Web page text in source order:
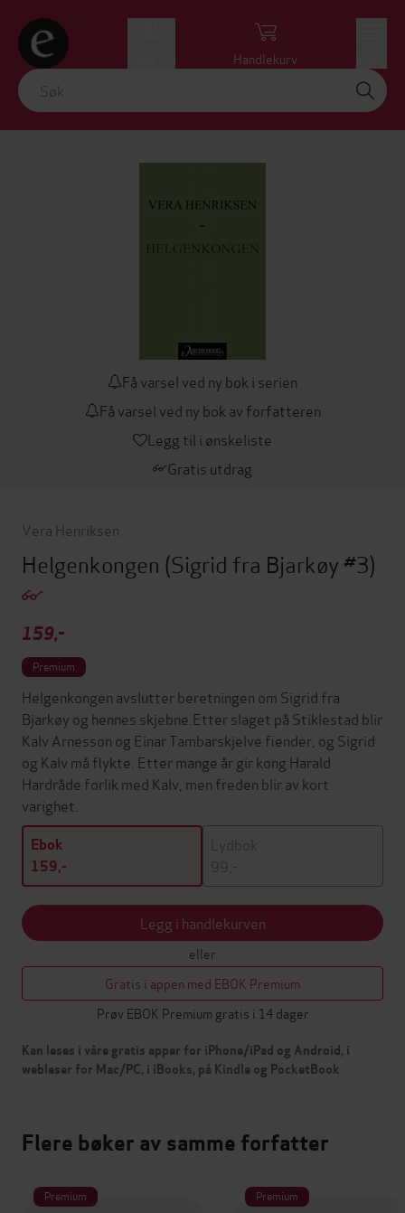
Handlekurv
Få varsel ved ny bok i serien
Få varsel ved ny bok av forfatteren
Legg til i ønskeliste
Gratis utdrag
Vera Henriksen
Helgenkongen (Sigrid fra Bjarkøy #3)
159,-
Premium
Helgenkongen avslutter beretningen om Sigrid fra
Bjarkøy og hennes skjebne.Etter slaget på Stiklestad blir
Kalv Arnesson og Einar Tambarskjelve fiender, og Sigrid
og Kalv må flykte. Etter mange år gir kong Harald
Hardråde forlik med Kalv, men freden blir av kort
varighet.
Ebok
159,-
Lydbok
99,-
Legg i handlekurven
eller
Gratis i appen med EBOK Premium
Prøv EBOK Premium gratis i 14 dager
Kan leses i våre gratis apper for iPhone/iPad og Android, i
webleser for Mac/PC, i iBooks, på Kindle og PocketBook
Flere bøker av samme forfatter
Premium Premium